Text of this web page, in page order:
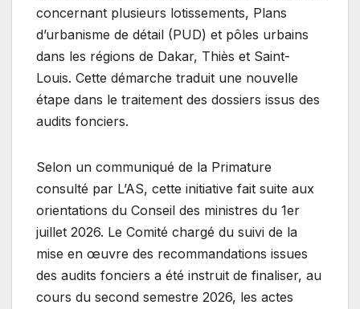
concernant plusieurs lotissements, Plans
d’urbanisme de détail (PUD) et pôles urbains
dans les régions de Dakar, Thiès et Saint-
Louis. Cette démarche traduit une nouvelle
étape dans le traitement des dossiers issus des
audits fonciers.
Selon un communiqué de la Primature
consulté par L’AS, cette initiative fait suite aux
orientations du Conseil des ministres du 1er
juillet 2026. Le Comité chargé du suivi de la
mise en œuvre des recommandations issues
des audits fonciers a été instruit de finaliser, au
cours du second semestre 2026, les actes